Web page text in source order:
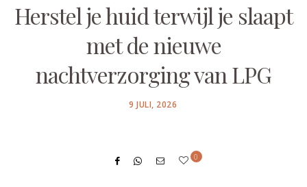
Herstel je huid terwijl je slaapt
met de nieuwe
nachtverzorging van LPG
POSTED
9 JULI, 2026
0